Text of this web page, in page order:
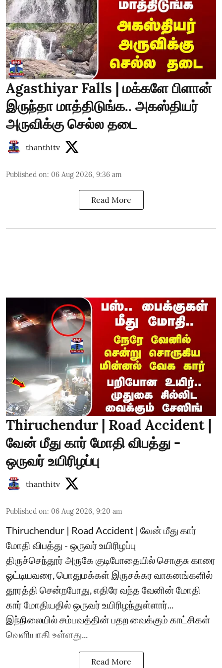
Agasthiyar Falls | மக்களே பிளான்
இருந்தா மாத்திடுங்க.. அகஸ்தியர்
அருவிக்கு செல்ல தடை
thanthitv
Published on: 06 Aug 2026, 9:36 am
Read More
Thiruchendur | Road Accident |
வேன் மீது கார் மோதி விபத்து -
ஒருவர் உயிரிழப்பு
thanthitv
Published on: 06 Aug 2026, 9:20 am
Thiruchendur | Road Accident | வேன் மீது கார்
மோதி விபத்து - ஒருவர் உயிரிழப்பு
திருச்செந்தூர் அருகே குடிபோதையில் சொகுசு காரை
ஓட்டியவரை, பொதுமக்கள் இருசக்கர வாகனங்களில்
தூரத்தி சென்றபோது, எதிரே வந்த வேனின் மோதி
கார் மோதியதில் ஒருவர் உயிரிழந்துள்ளார்...
இந்நிலையில் சம்பவத்தின் பதற வைக்கும் காட்சிகள்
வெளியாகி உள்ளது...
Read More